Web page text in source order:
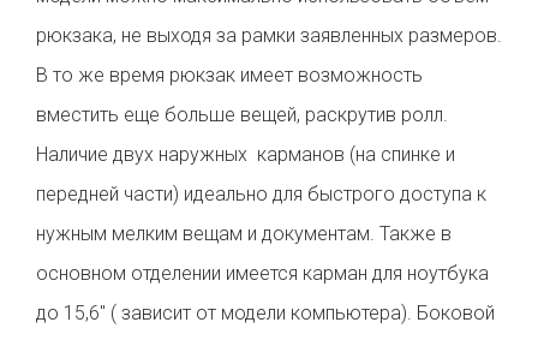
рюкзака, не выходя за рамки заявленных размеров.
В то же время рюкзак имеет возможность
вместить еще больше вещей, раскрутив ролл.
Наличие двух наружных карманов (на спинке и
передней части) идеально для быстрого доступа к
нужным мелким вещам и документам. Также в
основном отделении имеется карман для ноутбука
до 15,6" ( зависит от модели компьютера). Боковой